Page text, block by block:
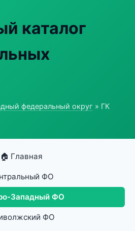
каталог
федеральный округ » ГК
🏠 Главная
ФО
Западный ФО
ФО